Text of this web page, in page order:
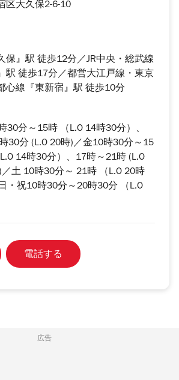
区大久保2-6-10
保』駅 徒歩12分／JR中央・総武線
駅 徒歩17分／都営大江戸線・東京
心線『東新宿』駅 徒歩10分
30分～15時 （L.O 14時30分）、
30分 (L.O 20時)／金10時30分～15
14時30分）、17時～21時 (L.O
土 10時30分～ 21時 （L.O 20時
・祝10時30分～20時30分 （L.O
電話する
広告